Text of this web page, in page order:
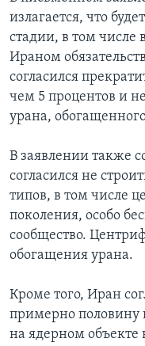
излагается, что
стадии, в том числе
Ираном
согласился
чем 5 процентов и
урана,
В заявлении также
согласился не
типов, в том числе
поколения, особо
сообщество.
обогащения урана.
Кроме того, Иран
примерно половину
на ядерном объекте